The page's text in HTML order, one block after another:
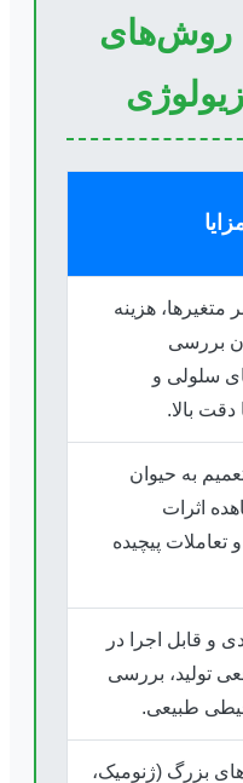
روش‌های
متغیرها، هزینه
بررسی
سلولی و
دقت بالا.
به حیوان
اثرات
پیچیده
و قابل اجرا در
تولید، بررسی
طبیعی.
بزرگ (ژنومیک،